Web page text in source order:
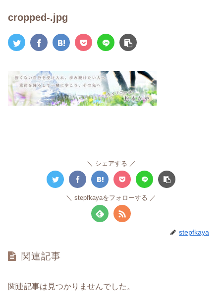
cropped-.jpg
シェアする
stepfkayaをフォローする
stepfkaya
関連記事
関連記事は見つかりませんでした。